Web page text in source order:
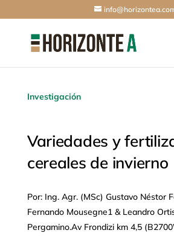
Investigación
Variedades y
cereales de invierno
Por: Ing. Agr. (MSc) Gustavo Néstor
Fernando Mousegne1 & Leandro
Pergamino.Av Frondizi km 4,5